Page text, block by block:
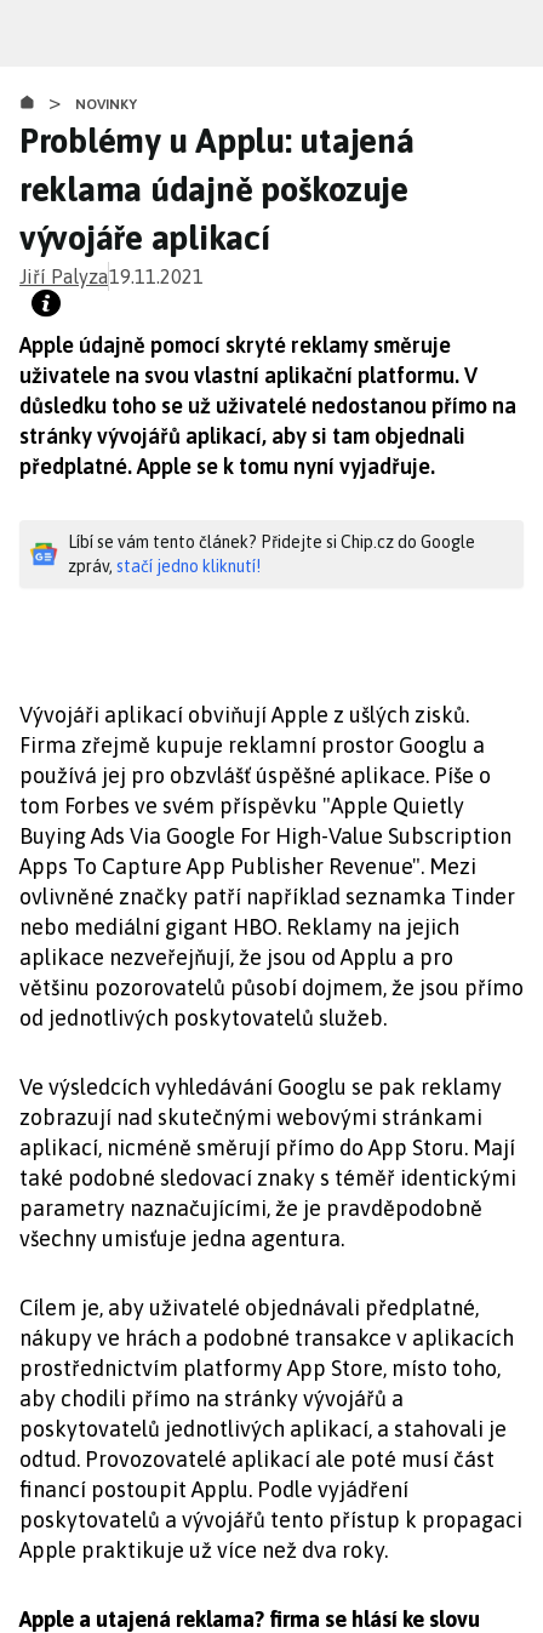
obsahu
> NOVINKY
Problémy u Applu: utajená
reklama údajně poškozuje
vývojáře aplikací
Jiří Palyza19.11.2021
Apple údajně pomocí skryté reklamy směruje
uživatele na svou vlastní aplikační platformu. V
důsledku toho se už uživatelé nedostanou přímo na
stránky vývojářů aplikací, aby si tam objednali
předplatné. Apple se k tomu nyní vyjadřuje.
Líbí se vám tento článek? Přidejte si Chip.cz do Google
zpráv, stačí jedno kliknutí!
Vývojáři aplikací obviňují Apple z ušlých zisků.
Firma zřejmě kupuje reklamní prostor Googlu a
používá jej pro obzvlášť úspěšné aplikace. Píše o
tom Forbes ve svém příspěvku "Apple Quietly
Buying Ads Via Google For High-Value Subscription
Apps To Capture App Publisher Revenue". Mezi
ovlivněné značky patří například seznamka Tinder
nebo mediální gigant HBO. Reklamy na jejich
aplikace nezveřejňují, že jsou od Applu a pro
většinu pozorovatelů působí dojmem, že jsou přímo
od jednotlivých poskytovatelů služeb.
Ve výsledcích vyhledávání Googlu se pak reklamy
zobrazují nad skutečnými webovými stránkami
aplikací, nicméně směrují přímo do App Storu. Mají
také podobné sledovací znaky s téměř identickými
parametry naznačujícími, že je pravděpodobně
všechny umisťuje jedna agentura.
Cílem je, aby uživatelé objednávali předplatné,
nákupy ve hrách a podobné transakce v aplikacích
prostřednictvím platformy App Store, místo toho,
aby chodili přímo na stránky vývojářů a
poskytovatelů jednotlivých aplikací, a stahovali je
odtud. Provozovatelé aplikací ale poté musí část
financí postoupit Applu. Podle vyjádření
poskytovatelů a vývojářů tento přístup k propagaci
Apple praktikuje už více než dva roky.
Apple a utajená reklama? firma se hlásí ke slovu